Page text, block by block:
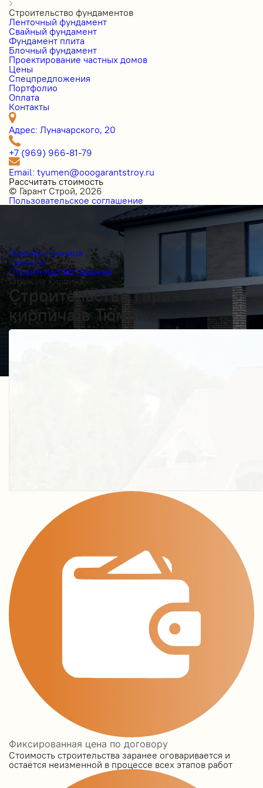
Строительство фундаментов
Ленточный фундамент
Свайный фундамент
Фундамент плита
Блочный фундамент
Проектирование частных домов
Цены
Cпецпредложения
Портфолио
Оплата
Контакты
Адрес: Луначарского, 20
+7 (969) 966-81-79
Email: tyumen@ooogarantstroy.ru
Рассчитать стоимость
© Гарант Строй, 2026
Пользовательское соглашение
Главная страница
Проекты
Строительство гаражей
Гараж из кирпича
Строительство гаража из
кирпича в Тюмени
Получить косультацию
Фиксированная цена по договору
Стоимость строительства заранее оговаривается и
остаётся неизменной в процессе всех этапов работ